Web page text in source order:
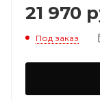
21 970
Под заказ